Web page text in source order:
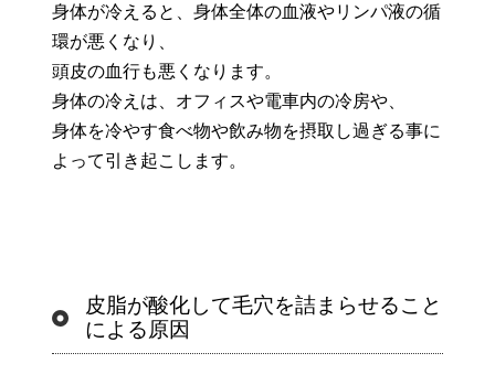
身体が冷えると、身体全体の血液やリンパ液の循
環が悪くなり、
頭皮の血行も悪くなります。
身体の冷えは、オフィスや電車内の冷房や、
身体を冷やす食べ物や飲み物を摂取し過ぎる事に
よって引き起こします。
皮脂が酸化して毛穴を詰まらせること
による原因